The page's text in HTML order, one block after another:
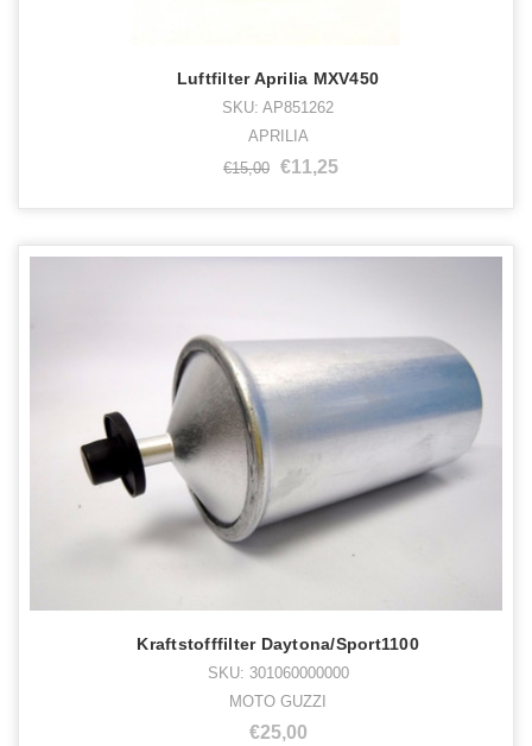
Luftfilter Aprilia MXV450
SKU: AP851262
APRILIA
€15,00 €11,25
Kraftstofffilter Daytona/Sport1100
SKU: 301060000000
MOTO GUZZI
€25,00